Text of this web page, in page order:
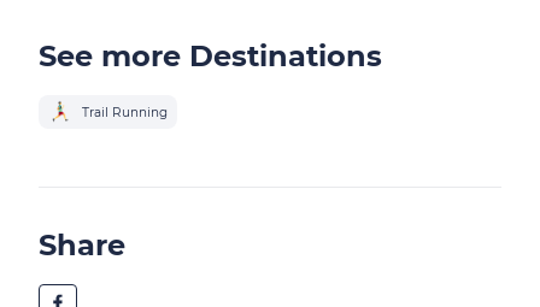
See more Destinations
Trail Running
Share